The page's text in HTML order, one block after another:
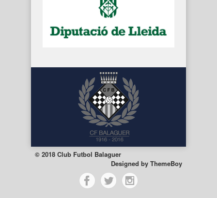
© 2018 Club Futbol Balaguer
Designed by ThemeBoy